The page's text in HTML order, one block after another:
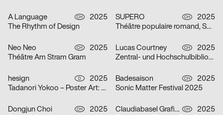
A Language CH
2025
The Rhythm of Design
SUPERO CH
2025
Théâtre populaire romand, Saison 2025/26
Neo Neo CH
2025
Théâtre Am Stram Gram
Lucas Courtney CH
2025
Zentral- und Hochschulbibliothek Luzern
hesign D
2025
Tadanori Yokoo – Poster Art: Original Posters from 1965 – 2025
Badesaison CH
2025
Sonic Matter Festival 2025
Dongjun Choi CH
2025
Claudiabasel Grafik + Interaktion CH
2025